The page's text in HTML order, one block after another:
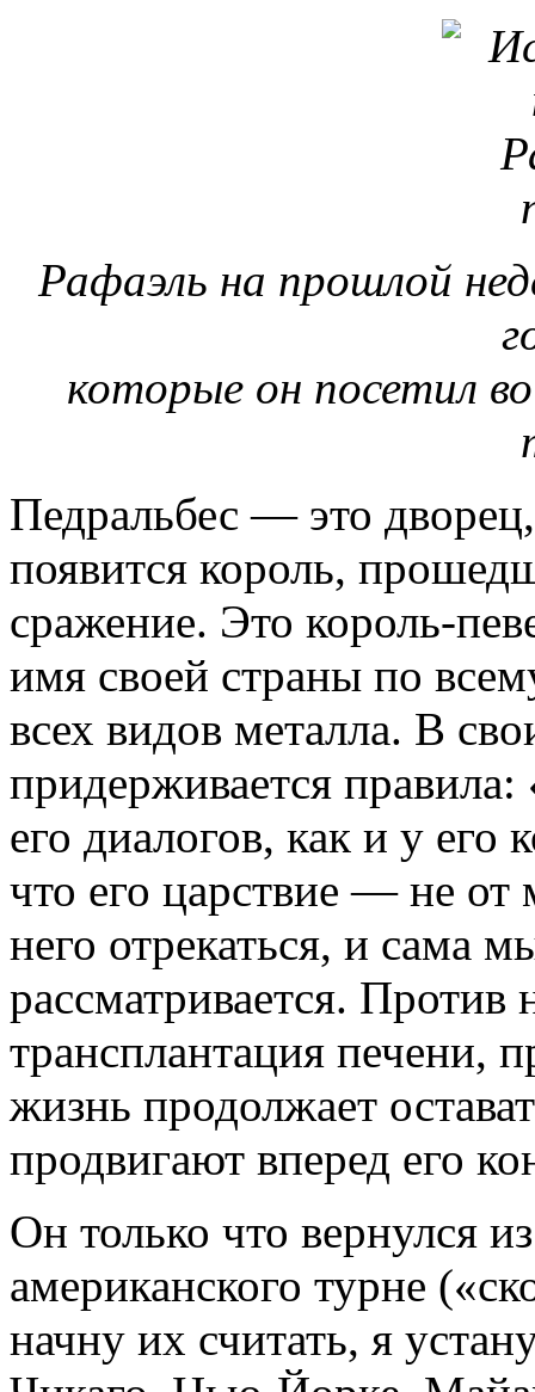
Рафаэль на прошлой
которые он посетил
Педральбес — это
появится король,
сражение. Это король-
имя своей страны по
всех видов металла. В
придерживается
его диалогов, как и у его
что его царствие — не от
него отрекаться, и сама
рассматривается. Против
трансплантация печени,
жизнь продолжает
продвигают вперед его
Он только что вернулся
американского турне
начну их считать, я